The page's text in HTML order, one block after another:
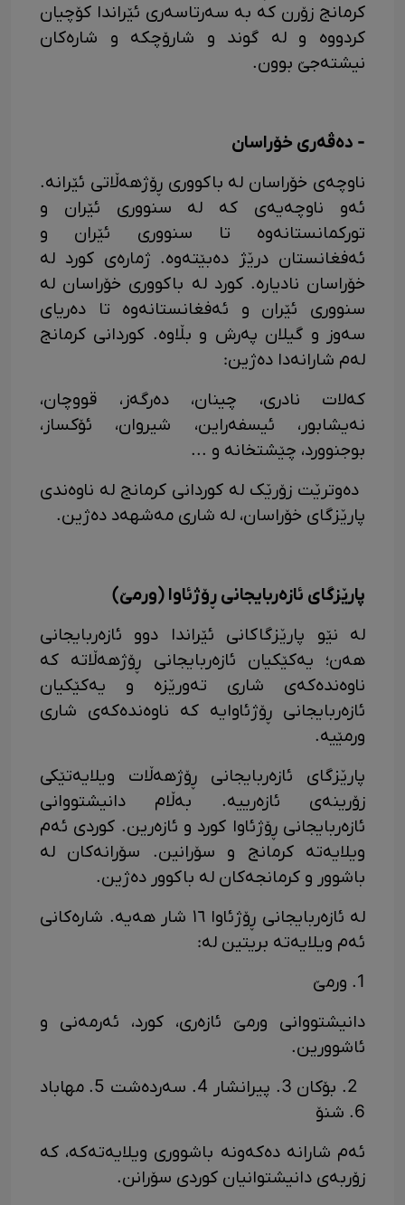
کرمانج زۆرن کە بە سەرتاسەری ئێراندا کۆچیان
کردووە و لە گوند و شارۆچکە و شارەکان
نیشتەجێ بوون.
- دەڤەری خۆراسان
ناوچەی خۆراسان لە باکووری ڕۆژهەڵاتی ئێرانە.
ئەو ناوچەیەی کە لە سنووری ئێران و
تورکمانستانەوە تا سنووری ئێران و
ئەفغانستان درێژ دەبێتەوە. ژمارەی کورد لە
خۆراسان نادیارە. کورد لە باکووری خۆراسان لە
سنووری ئێران و ئەفغانستانەوە تا دەریای
سەوز و گیلان پەرش و بڵاوە. کوردانی کرمانج
لەم شارانەدا دەژین:
کەلات نادری، چینان، دەرگەز، قووچان،
نەیشابور، ئیسفەراین، شیروان، ئۆکساز،
بوجنوورد، چێشتخانە و ...
دەوترێت زۆرێک لە کوردانی کرمانج لە ناوەندی
پارێزگای خۆراسان، لە شاری مەشهەد دەژین.
پارێزگای ئازەربایجانی ڕۆژئاوا (ورمێ)
لە نێو پارێزگاکانی ئێراندا دوو ئازەربایجانی
هەن؛ یەکێکیان ئازەربایجانی ڕۆژهەڵاتە کە
ناوەندەکەی شاری تەورێزە و یەکێکیان
ئازەربایجانی ڕۆژئاوایە کە ناوەندەکەی شاری
ورمێیە.
پارێزگای ئازەربایجانی ڕۆژهەڵات ویلایەتێکی
زۆرینەی ئازەرییە. بەڵام دانیشتووانی
ئازەربایجانی ڕۆژئاوا کورد و ئازەرین. کوردی ئەم
ویلایەتە کرمانج و سۆرانین. سۆرانەکان لە
باشوور و کرمانجەکان لە باکوور دەژین.
لە ئازەربایجانی ڕۆژئاوا ١٦ شار هەیە. شارەکانی
ئەم ویلایەتە بریتین لە:
1. ورمێ
دانیشتووانی ورمێ ئازەری، کورد، ئەرمەنی و
ئاشوورین.
2. بۆکان 3. پیرانشار 4. سەردەشت 5. مهاباد
6. شنۆ
ئەم شارانە دەکەونە باشووری ویلایەتەکە، کە
زۆربەی دانیشتوانیان کوردی سۆرانن.